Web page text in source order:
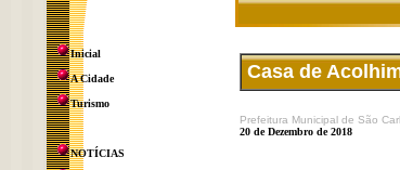
Inicial
A Cidade
Turismo
NOTÍCIAS
Casa de
Prefeitura Municipal de São
20 de Dezembro de 2018